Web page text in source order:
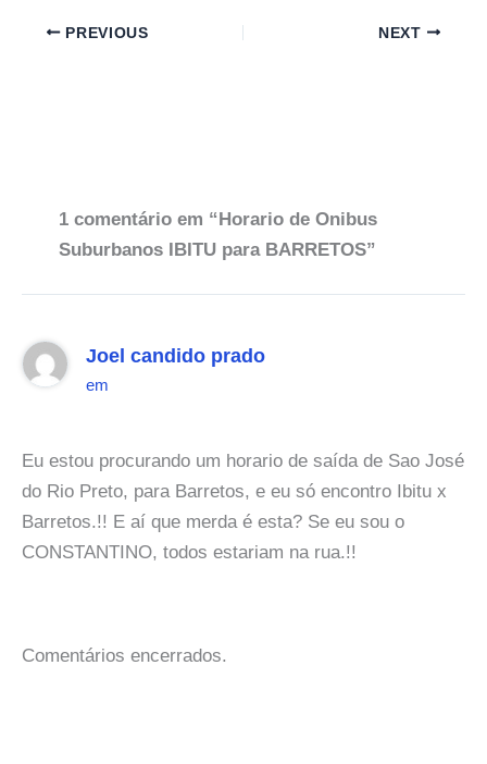
PREVIOUS NEXT
1 comentário em “Horario de Onibus
Suburbanos IBITU para BARRETOS”
Joel candido prado
em
Eu estou procurando um horario de saída de Sao José
do Rio Preto, para Barretos, e eu só encontro Ibitu x
Barretos.!! E aí que merda é esta? Se eu sou o
CONSTANTINO, todos estariam na rua.!!
Comentários encerrados.